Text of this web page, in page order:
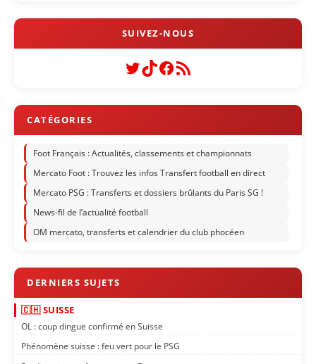
Twitter
TikTok
Facebook
Flux RSS
Foot Français : Actualités, classements et championnats
Mercato Foot : Trouvez les infos Transfert football en direct
Mercato PSG : Transferts et dossiers brûlants du Paris SG !
News-fil de l’actualité football
OM mercato, transferts et calendrier du club phocéen
🇨🇭 SUISSE
OL : coup dingue confirmé en Suisse
Phénomène suisse : feu vert pour le PSG